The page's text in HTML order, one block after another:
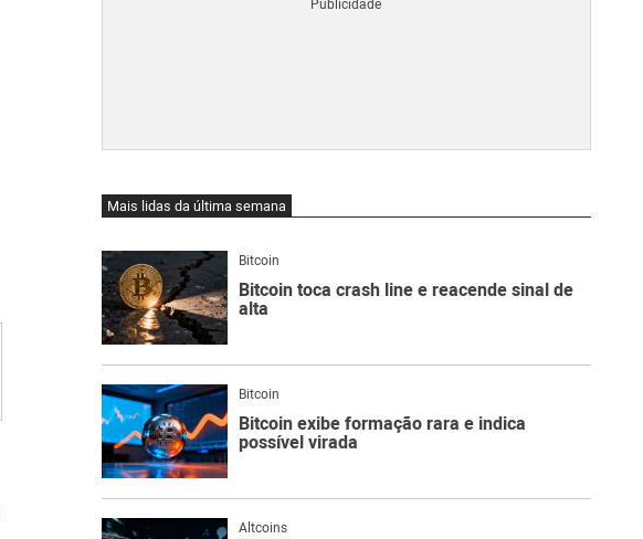
Mais lidas da última semana
Bitcoin
Bitcoin toca crash line e reacende sinal de
alta
Bitcoin
Bitcoin exibe formação rara e indica
possível virada
Altcoins